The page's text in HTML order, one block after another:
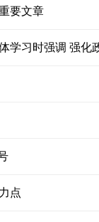
要文章
点